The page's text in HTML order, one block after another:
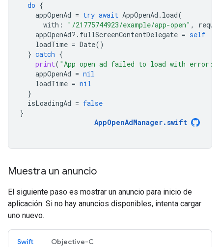
do {
appOpenAd = try await AppOpenAd . load(
with : "/21775744923/example/app-open" ,
appOpenAd?. fullScreenContentDelegate = self
loadTime = Date()
} catch {
print( "App open ad failed to load with error:
appOpenAd = nil
loadTime = nil
}
isLoadingAd = false
}
AppOpenAdManager.swift
Muestra un anuncio
El siguiente paso es mostrar un anuncio para inicio de
aplicación. Si no hay anuncios disponibles, intenta cargar
uno nuevo.
Swift Objective-C